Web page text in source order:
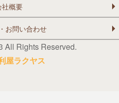
社概要
お問い合わせ
All Rights Reserved.
屋ラクヤス